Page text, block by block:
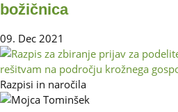
božičnica
09. Dec 2021
Razpisi in naročila